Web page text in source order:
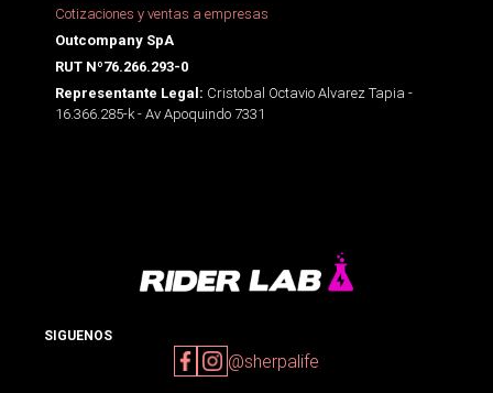
Cotizaciones y ventas a empresas
Outcompany SpA
RUT Nº76.266.293-0
Representante Legal: Cristobal Octavio Alvarez Tapia -
16.366.285-k - Av Apoquindo 7331
SIGUENOS
@sherpalife